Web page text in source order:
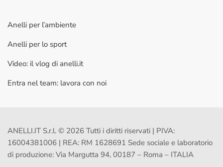
Anelli per l’ambiente
Anelli per lo sport
Video: il vlog di anelli.it
Entra nel team: lavora con noi
ANELLI.IT S.r.l. © 2026 Tutti i diritti riservati | PIVA:
16004381006 | REA: RM 1628691 Sede sociale e laboratorio
di produzione: Via Margutta 94, 00187 – Roma – ITALIA